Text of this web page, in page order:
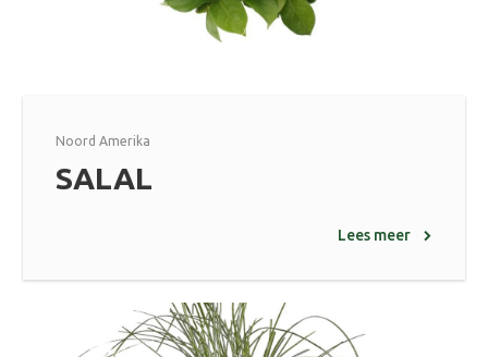
Noord Amerika
SALAL
Lees meer